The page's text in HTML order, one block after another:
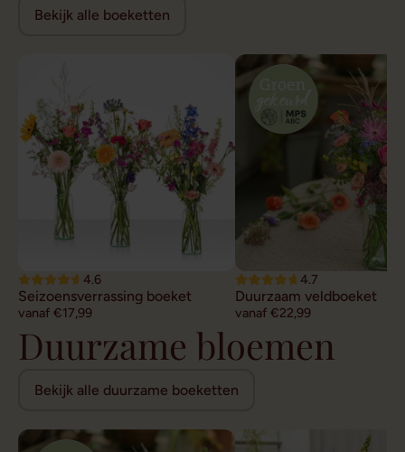
Bekijk alle boeketten
4.6
Seizoensverrassing boeket
vanaf €17,99
4.7
Duurzaam veldboeket
vanaf €22,99
Duurzame bloemen
Bekijk alle duurzame boeketten